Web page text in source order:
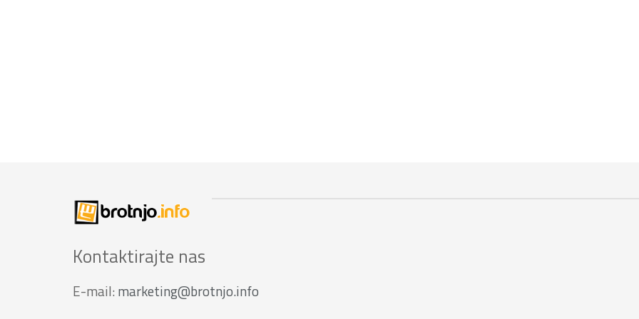
Kontaktirajte nas
E-mail: marketing@brotnjo.info